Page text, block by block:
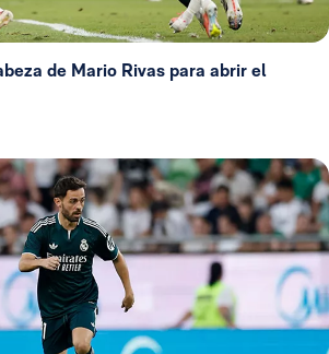
de Mario Rivas para abrir el